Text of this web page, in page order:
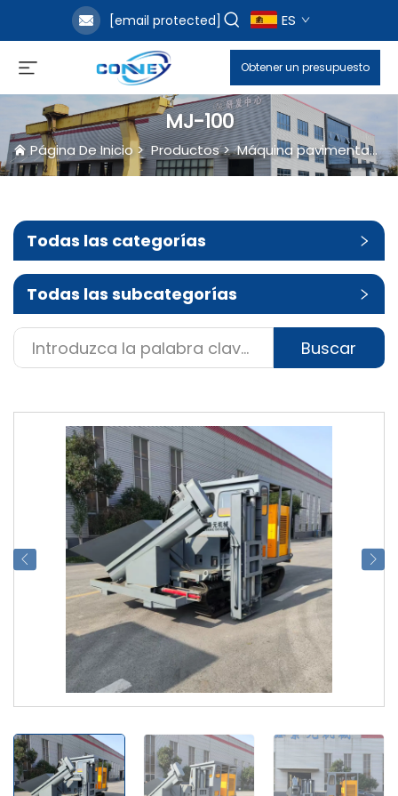
[email protected] ES
Obtener un presupuesto
MJ-100
Página De Inicio>Productos>Máquina pavimentadora de moldeo continuo
Todas las categorías
Todas las subcategorías
Buscar